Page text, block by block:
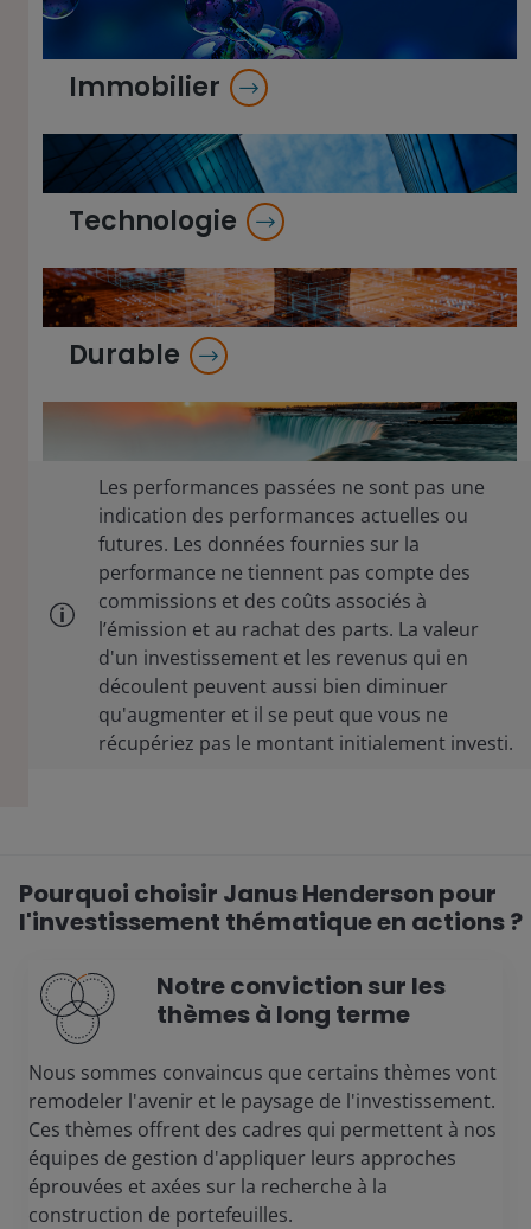
Immobilier
Technologie
Durable
Les performances passées ne sont pas une
indication des performances actuelles ou
futures. Les données fournies sur la
performance ne tiennent pas compte des
commissions et des coûts associés à
l’émission et au rachat des parts. La valeur
d'un investissement et les revenus qui en
découlent peuvent aussi bien diminuer
qu'augmenter et il se peut que vous ne
récupériez pas le montant initialement investi.
Pourquoi choisir Janus Henderson pour
l'investissement thématique en actions ?
Notre conviction sur les
thèmes à long terme
Nous sommes convaincus que certains thèmes vont
remodeler l'avenir et le paysage de l'investissement.
Ces thèmes offrent des cadres qui permettent à nos
équipes de gestion d'appliquer leurs approches
éprouvées et axées sur la recherche à la
construction de portefeuilles.